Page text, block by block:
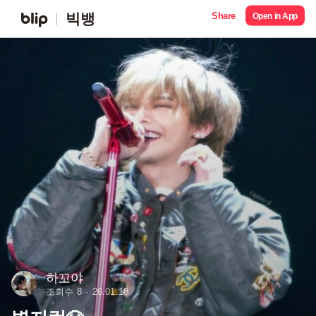
빅뱅 Share Open in App
하꼬야
조회수 8 26.01.18